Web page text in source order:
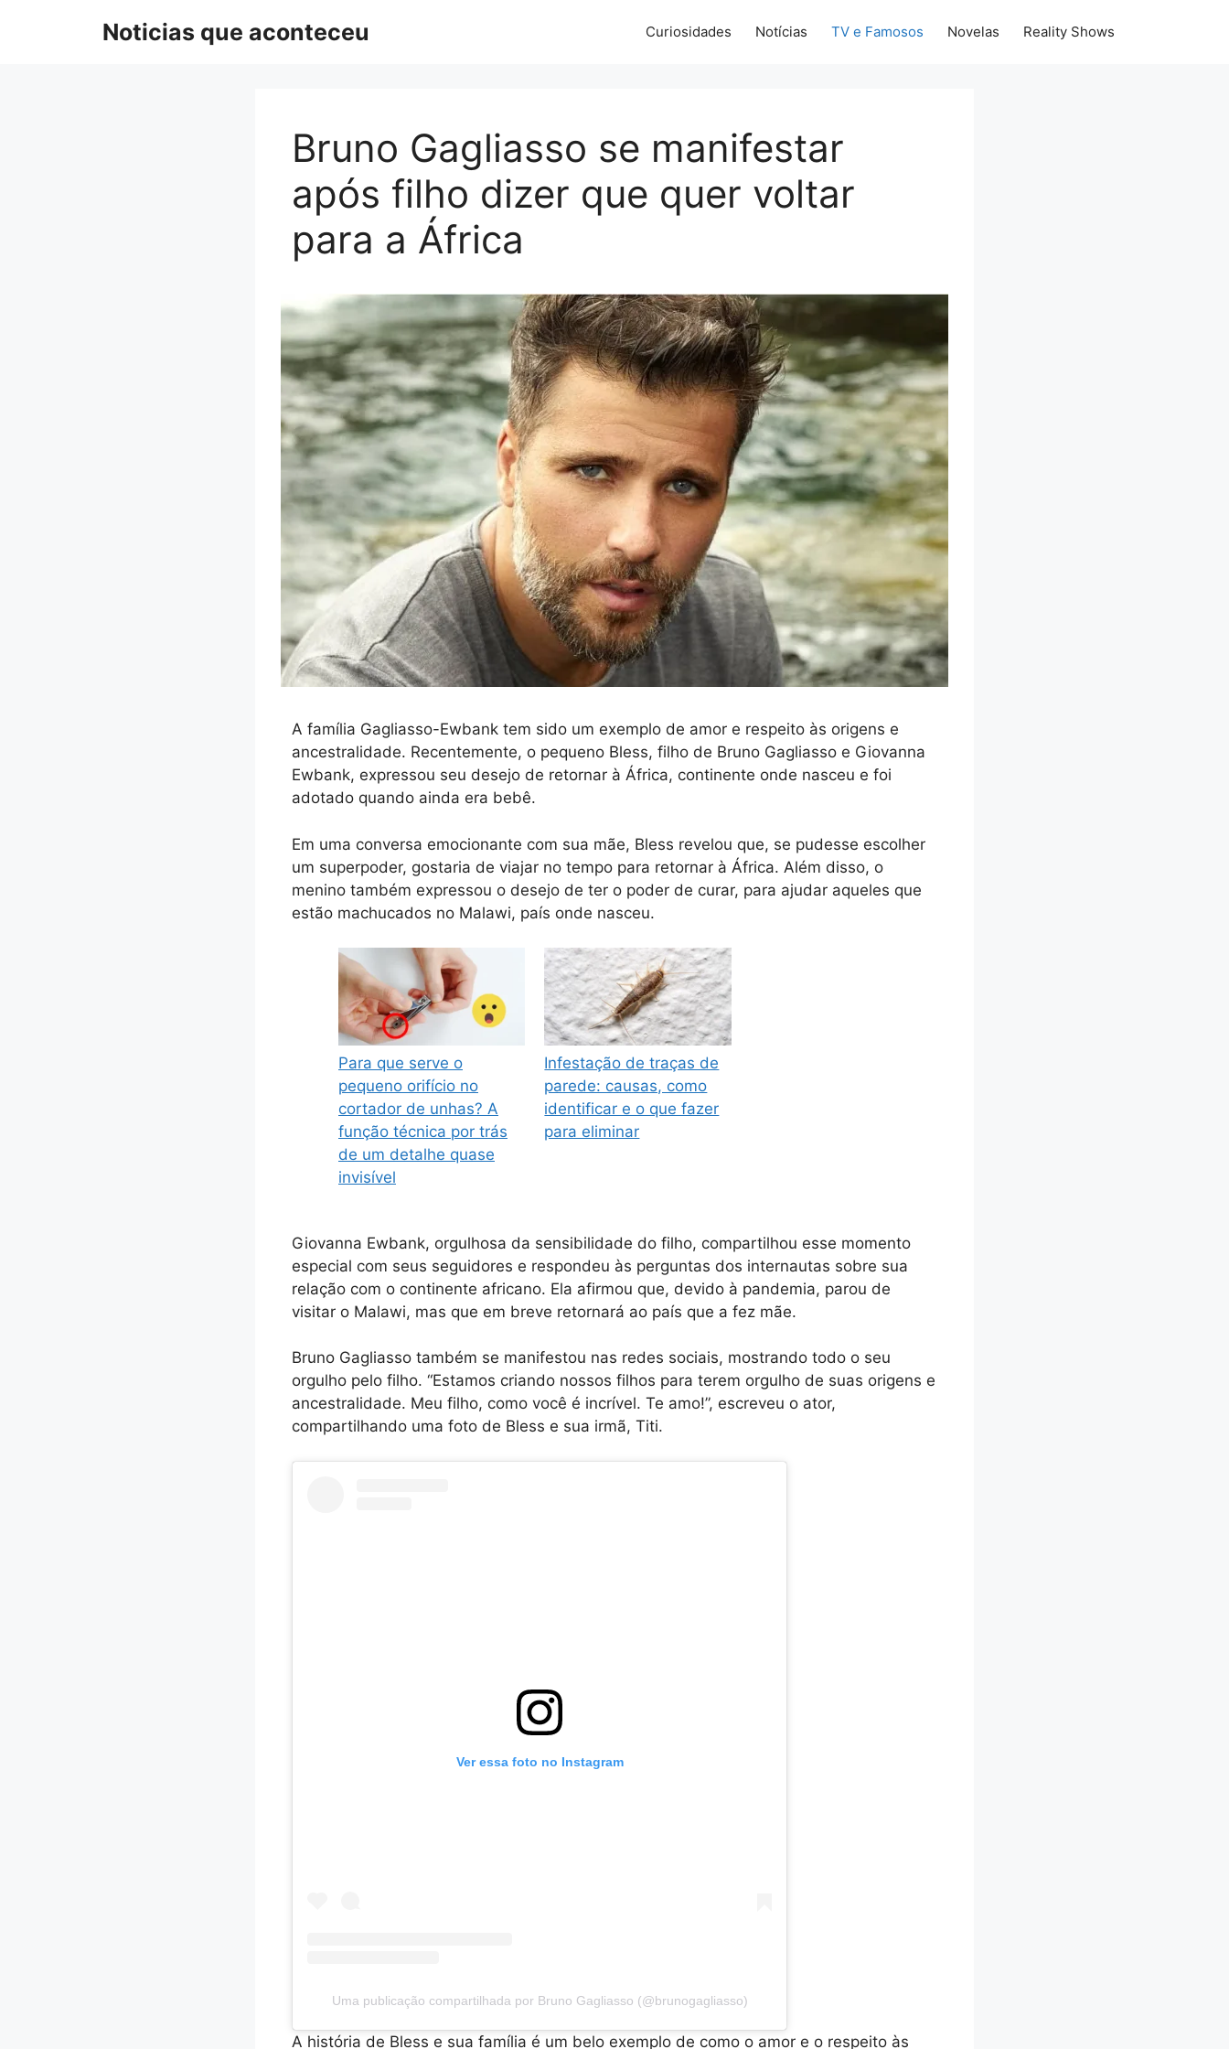
Noticias que aconteceu Curiosidades Notícias TV e Famosos Novelas Reality Shows
Bruno Gagliasso se manifestar
após filho dizer que quer voltar
para a África
A família Gagliasso-Ewbank tem sido um exemplo de amor e respeito às origens e
ancestralidade. Recentemente, o pequeno Bless, filho de Bruno Gagliasso e Giovanna
Ewbank, expressou seu desejo de retornar à África, continente onde nasceu e foi
adotado quando ainda era bebê.
Em uma conversa emocionante com sua mãe, Bless revelou que, se pudesse escolher
um superpoder, gostaria de viajar no tempo para retornar à África. Além disso, o
menino também expressou o desejo de ter o poder de curar, para ajudar aqueles que
estão machucados no Malawi, país onde nasceu.
Para que serve o
pequeno orifício no
cortador de unhas? A
função técnica por trás
de um detalhe quase
invisível
Infestação de traças de
parede: causas, como
identificar e o que fazer
para eliminar
Giovanna Ewbank, orgulhosa da sensibilidade do filho, compartilhou esse momento
especial com seus seguidores e respondeu às perguntas dos internautas sobre sua
relação com o continente africano. Ela afirmou que, devido à pandemia, parou de
visitar o Malawi, mas que em breve retornará ao país que a fez mãe.
Bruno Gagliasso também se manifestou nas redes sociais, mostrando todo o seu
orgulho pelo filho. “Estamos criando nossos filhos para terem orgulho de suas origens e
ancestralidade. Meu filho, como você é incrível. Te amo!”, escreveu o ator,
compartilhando uma foto de Bless e sua irmã, Titi.
Ver essa foto no Instagram
Uma publicação compartilhada por Bruno Gagliasso (@brunogagliasso)
A história de Bless e sua família é um belo exemplo de como o amor e o respeito às